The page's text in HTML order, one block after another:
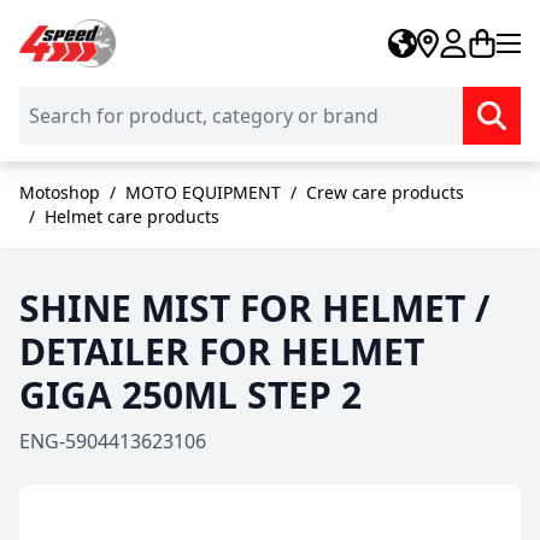
Skip to Content
Motoshop / MOTO EQUIPMENT / Crew care products
/ Helmet care products
SHINE MIST FOR HELMET /
DETAILER FOR HELMET
GIGA 250ML STEP 2
ENG-5904413623106